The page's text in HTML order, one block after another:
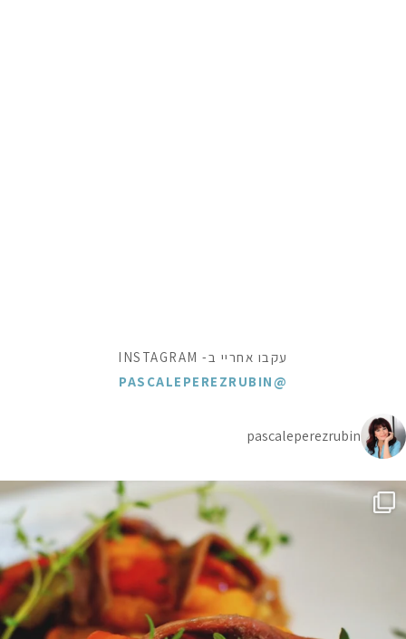
עקבו אחריי ב- INSTAGRAM
@PASCALEPEREZRUBIN
pascaleperezrubin